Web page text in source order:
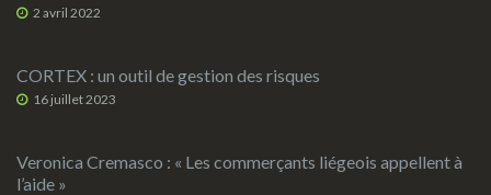
2 avril 2022
CORTEX : un outil de gestion des risques
16 juillet 2023
Veronica Cremasco : « Les commerçants liégeois appellent à
l’aide »